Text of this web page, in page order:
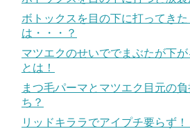
ボトックスを目の下に打ってき
は・・・？
マツエクのせいででまぶたが下
とは！
まつ毛パーマとマツエク目元の
ち？
リッドキララでアイプチ要らず